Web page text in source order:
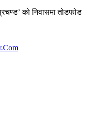
को निवासमा तोडफोड